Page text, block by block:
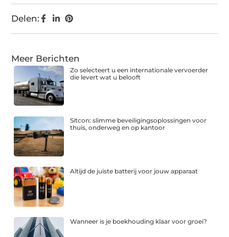
Delen:
Meer Berichten
Zo selecteert u een internationale vervoerder
die levert wat u belooft
Sitcon: slimme beveiligingsoplossingen voor
thuis, onderweg en op kantoor
Altijd de juiste batterij voor jouw apparaat
Wanneer is je boekhouding klaar voor groei?